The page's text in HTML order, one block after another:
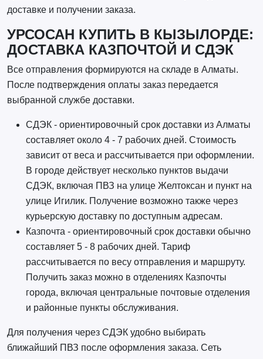
доставке и получении заказа.
УРСОСАН КУПИТЬ В КЫЗЫЛОРДЕ:
ДОСТАВКА КАЗПОЧТОЙ И СДЭК
Все отправления формируются на складе в Алматы.
После подтверждения оплаты заказ передается
выбранной службе доставки.
СДЭК - ориентировочный срок доставки из Алматы
составляет около 4 - 7 рабочих дней. Стоимость
зависит от веса и рассчитывается при оформлении.
В городе действует несколько пунктов выдачи
СДЭК, включая ПВЗ на улице Желтоксан и пункт на
улице Игилик. Получение возможно также через
курьерскую доставку по доступным адресам.
Казпочта - ориентировочный срок доставки обычно
составляет 5 - 8 рабочих дней. Тариф
рассчитывается по весу отправления и маршруту.
Получить заказ можно в отделениях Казпочты
города, включая центральные почтовые отделения
и районные пункты обслуживания.
Для получения через СДЭК удобно выбирать
ближайший ПВЗ после оформления заказа. Сеть